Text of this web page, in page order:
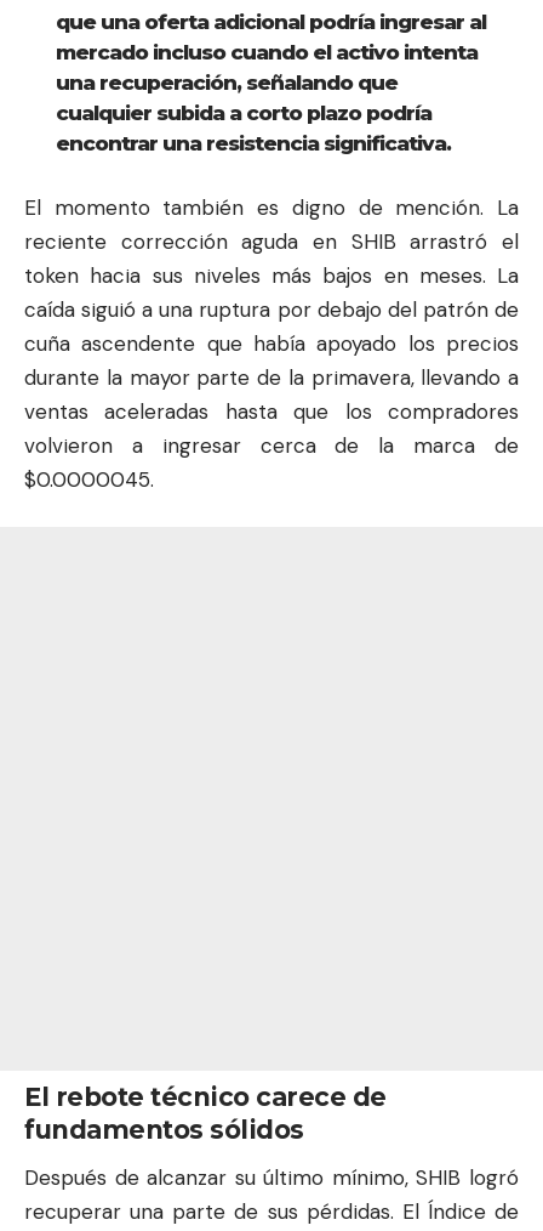
que una oferta adicional podría ingresar al
mercado incluso cuando el activo intenta
una recuperación, señalando que
cualquier subida a corto plazo podría
encontrar una resistencia significativa.
El momento también es digno de mención. La
reciente corrección aguda en SHIB arrastró el
token hacia sus niveles más bajos en meses. La
caída siguió a una ruptura por debajo del patrón de
cuña ascendente que había apoyado los precios
durante la mayor parte de la primavera, llevando a
ventas aceleradas hasta que los compradores
volvieron a ingresar cerca de la marca de
$0.0000045.
El rebote técnico carece de
fundamentos sólidos
Después de alcanzar su último mínimo, SHIB logró
recuperar una parte de sus pérdidas. El Índice de